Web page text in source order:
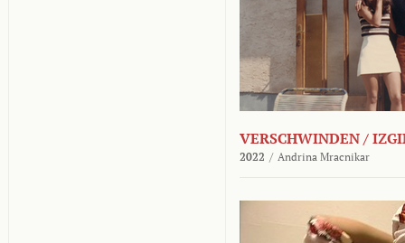
VERSCHWINDEN /
2022 / Andrina Mracnikar